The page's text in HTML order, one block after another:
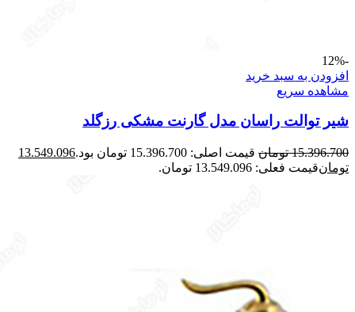
-12%
افزودن به سبد خرید
مشاهده سریع
شیر توالت راسان مدل گارنت مشکی رزگلد
15.396.700 تومان قیمت اصلی: 15.396.700 تومان بود.
13.549.096
تومانقیمت فعلی: 13.549.096 تومان.